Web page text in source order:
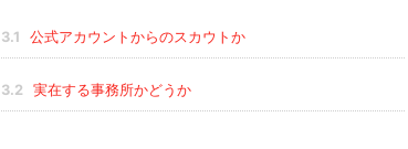
3.1 公式アカウントからのスカウトか
3.2 実在する事務所かどうか